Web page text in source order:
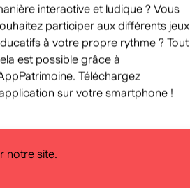
notre site.
interactive et ludique ? Vous
participer aux différents jeux
à votre propre rythme ? Tout
est possible grâce à
Téléchargez
sur votre smartphone !